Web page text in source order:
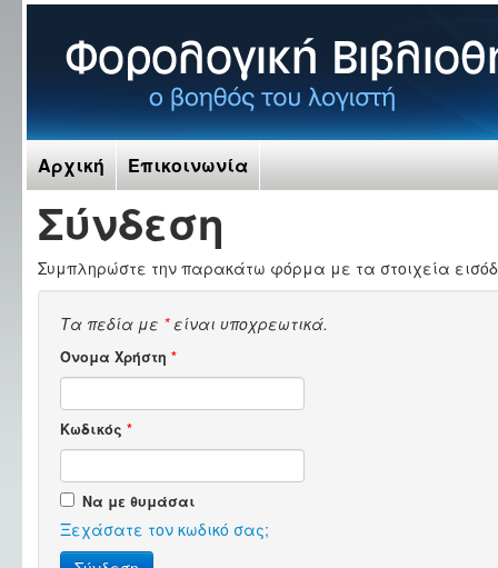
Αρχική Επικοινωνία
Σύνδεση
Συμπληρώστε την παρακάτω φόρμα με τα στοιχεία
Τα πεδία με *είναι υποχρεωτικά.
Όνομα Χρήστη *
Κωδικός *
Να με θυμάσαι
Ξεχάσατε τον κωδικό σας;